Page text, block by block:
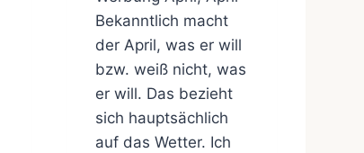
…
Z
U
M
L
Ü
Bekanntlich macht
der April, was er will
bzw. weiß nicht, was
er will. Das bezieht
sich hauptsächlich
auf das Wetter. Ich